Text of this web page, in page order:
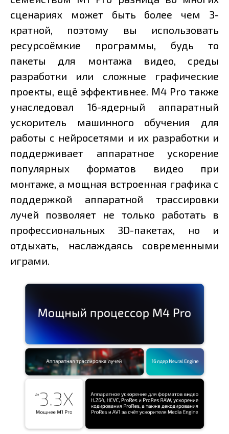
сценариях может быть более чем 3-
кратной, поэтому вы использовать
ресурсоёмкие программы, будь то
пакеты для монтажа видео, среды
разработки или сложные графические
проекты, ещё эффективнее. M4 Pro также
унаследовал 16-ядерный аппаратный
ускоритель машинного обучения для
работы с нейросетями и их разработки и
поддерживает аппаратное ускорение
популярных форматов видео при
монтаже, а мощная встроенная графика с
поддержкой аппаратной трассировки
лучей позволяет не только работать в
профессиональных 3D-пакетах, но и
отдыхать, наслаждаясь современными
играми.